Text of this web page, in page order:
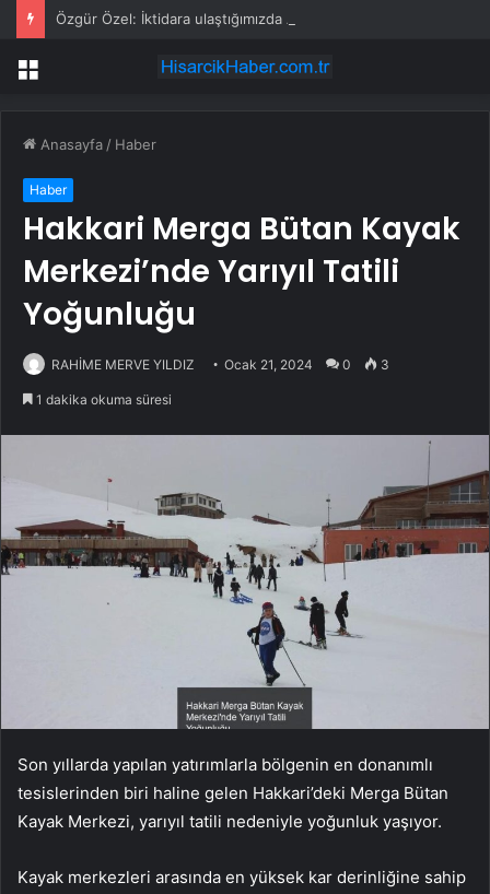
Menü
Anasayfa / Haber
Haber
Hakkari Merga Bütan Kayak
Merkezi’nde Yarıyıl Tatili
Yoğunluğu
RAHİME MERVE YILDIZ Ocak 21, 2024 0 3
1 dakika okuma süresi
Son yıllarda yapılan yatırımlarla bölgenin en donanımlı
tesislerinden biri haline gelen Hakkari’deki Merga Bütan
Kayak Merkezi, yarıyıl tatili nedeniyle yoğunluk yaşıyor.
Kayak merkezleri arasında en yüksek kar derinliğine sahip